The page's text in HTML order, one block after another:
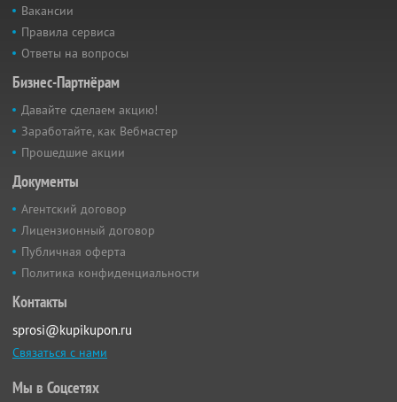
Вакансии
Правила сервиса
Ответы на вопросы
Бизнес-Партнёрам
Давайте сделаем акцию!
Заработайте, как Вебмастер
Прошедшие акции
Документы
Агентский договор
Лицензионный договор
Публичная оферта
Политика конфиденциальности
Контакты
sprosi@kupikupon.ru
Связаться с нами
Мы в Соцсетях